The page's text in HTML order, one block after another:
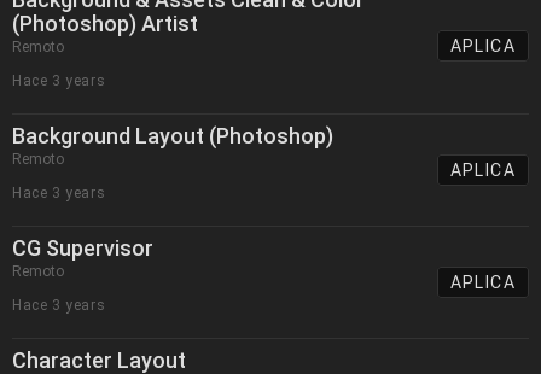
(Photoshop) Artist
Remoto
Hace 3 years
APLICA
Background Layout (Photoshop)
Remoto
Hace 3 years
APLICA
CG Supervisor
Remoto
Hace 3 years
APLICA
Character Layout